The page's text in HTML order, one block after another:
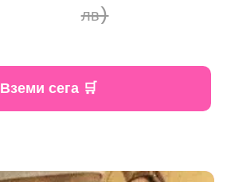
лв)
Вземи сега 🛒